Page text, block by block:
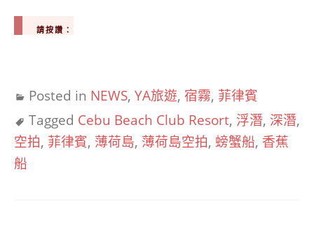
請按讚：
Posted in NEWS, YA旅遊, 宿霧, 菲律賓
Tagged Cebu Beach Club Resort, 浮潛, 深潛,
空拍, 菲律賓, 薄荷島, 薄荷島空拍, 螃蟹船, 香蕉
船